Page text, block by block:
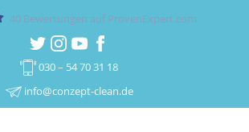
GmbH
40Bewertungen auf ProvenExpert.com
030 – 54 70 31 18
info@conzept-clean.de